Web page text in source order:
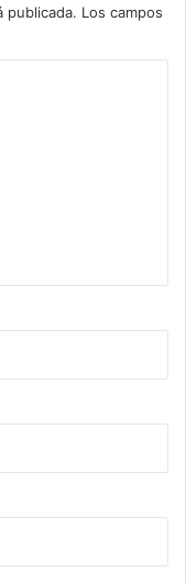
publicada. Los campos